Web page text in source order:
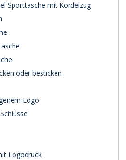
Sporttasche mit Kordelzug
oder besticken
Logo
Logodruck